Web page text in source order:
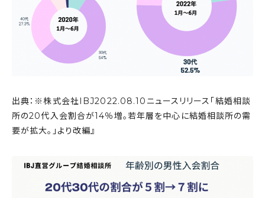
出典：※株式会社IBJ2022.08.10ニュースリリース「結婚相談
所の20代入会割合が14％増。若年層を中心に結婚相談所の需
要が拡大。」より改編』